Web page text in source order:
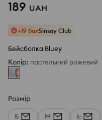
189 UAH
+19 балSinsay Club
Бейсболка Bluey
Колір: пастельний рожевий
Розмір
S M L